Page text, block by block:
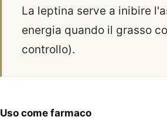
La leptina serve a inibire
energia quando il grasso
controllo).
Uso come farmaco